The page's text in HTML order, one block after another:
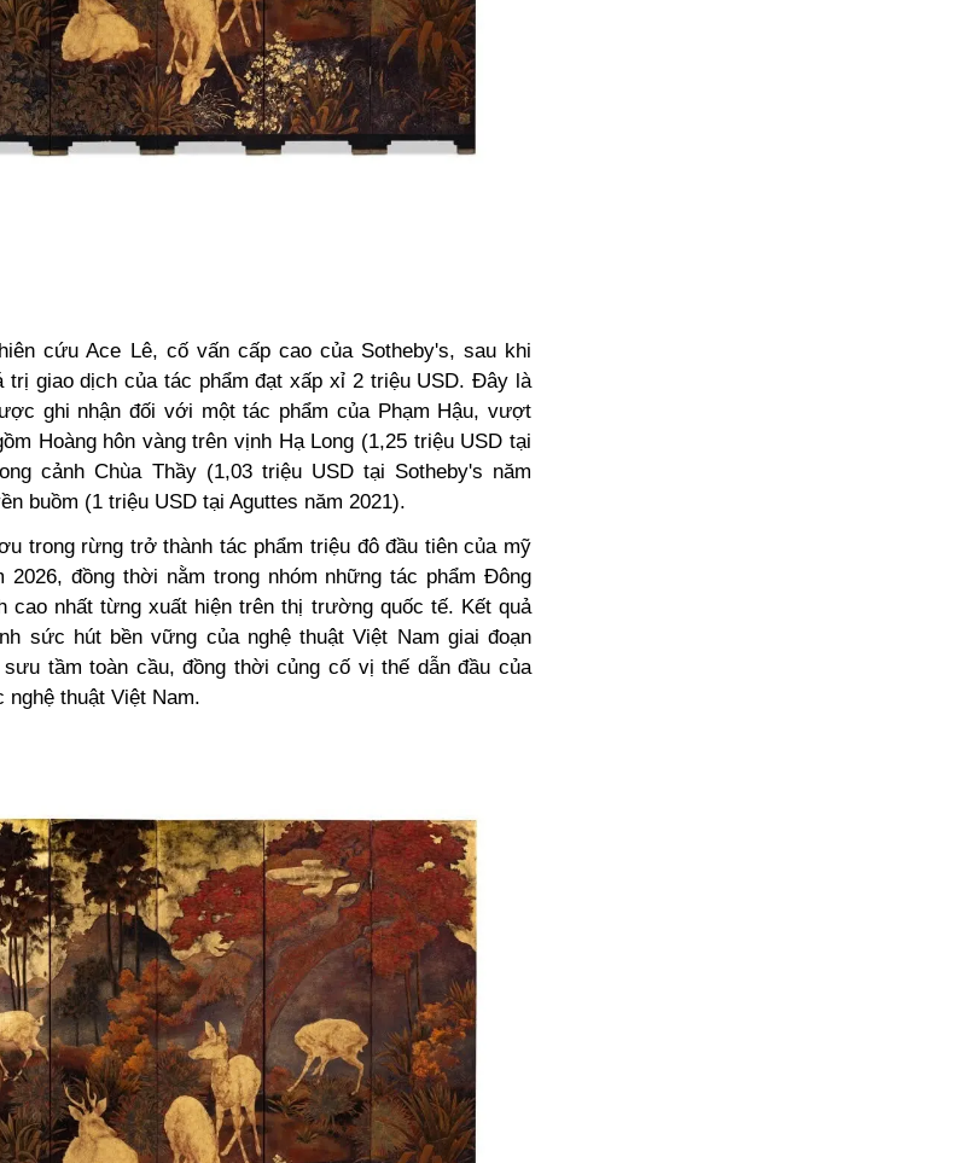
cứu Ace Lê, cố vấn cấp cao của Sotheby's, sau khi
trị giao dịch của tác phẩm đạt xấp xỉ 2 triệu USD. Đây là
ghi nhận đối với một tác phẩm của Phạm Hậu, vượt
Hoàng hôn vàng trên vịnh Hạ Long (1,25 triệu USD tại
cảnh Chùa Thầy (1,03 triệu USD tại Sotheby's năm
buồm (1 triệu USD tại Aguttes năm 2021).
trong rừng trở thành tác phẩm triệu đô đầu tiên của mỹ
2026, đồng thời nằm trong nhóm những tác phẩm Đông
cao nhất từng xuất hiện trên thị trường quốc tế. Kết quả
sức hút bền vững của nghệ thuật Việt Nam giai đoạn
tầm toàn cầu, đồng thời củng cố vị thế dẫn đầu của
nghệ thuật Việt Nam.